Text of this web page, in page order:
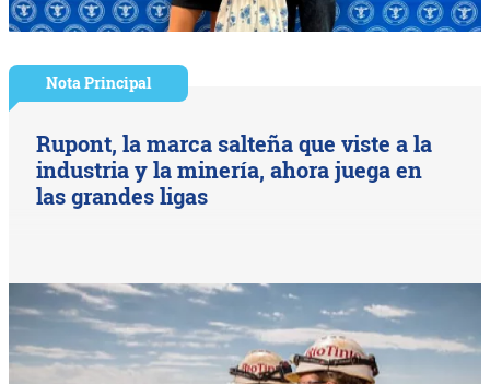
Nota Principal
Rupont, la marca salteña que viste a la
industria y la minería, ahora juega en
las grandes ligas